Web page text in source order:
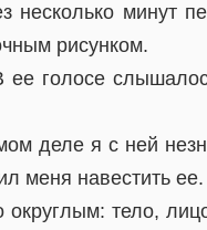
несколько минут
рисунком.
голосе
деле я с ней
меня навестить ее.
тело,